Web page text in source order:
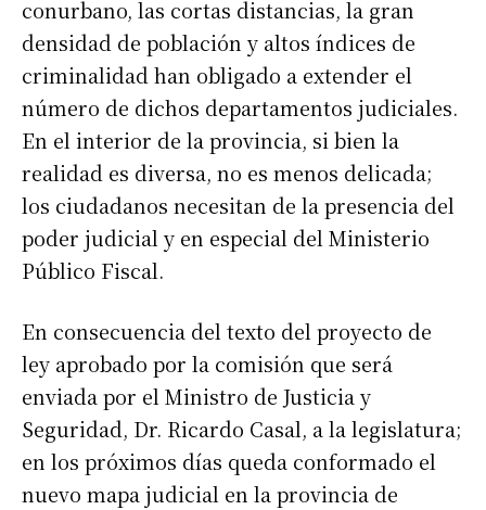
conurbano, las cortas distancias, la gran
densidad de población y altos índices de
criminalidad han obligado a extender el
número de dichos departamentos judiciales.
En el interior de la provincia, si bien la
realidad es diversa, no es menos delicada;
los ciudadanos necesitan de la presencia del
poder judicial y en especial del Ministerio
Público Fiscal.
En consecuencia del texto del proyecto de
ley aprobado por la comisión que será
enviada por el Ministro de Justicia y
Seguridad, Dr. Ricardo Casal, a la legislatura;
en los próximos días queda conformado el
nuevo mapa judicial en la provincia de